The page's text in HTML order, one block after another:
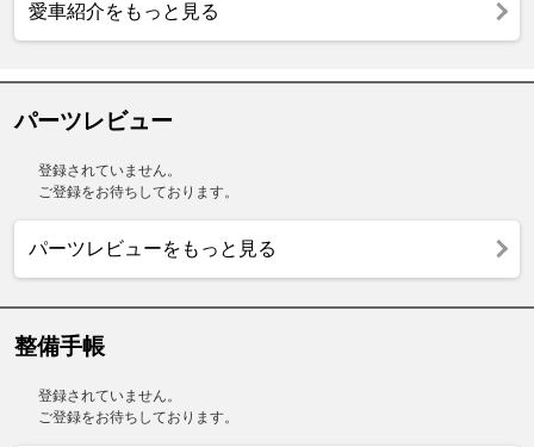
愛車紹介をもっと見る
パーツレビュー
登録されていません。
ご登録をお待ちしております。
パーツレビューをもっと見る
整備手帳
登録されていません。
ご登録をお待ちしております。